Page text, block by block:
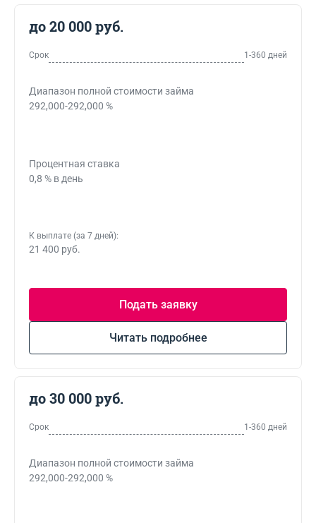
до 20 000 руб.
Срок 1-360 дней
Диапазон полной стоимости займа
292,000-292,000 %
Процентная ставка
0,8 % в день
К выплате (за 7 дней):
21 400 руб.
Подать заявку
Читать подробнее
до 30 000 руб.
Срок 1-360 дней
Диапазон полной стоимости займа
292,000-292,000 %